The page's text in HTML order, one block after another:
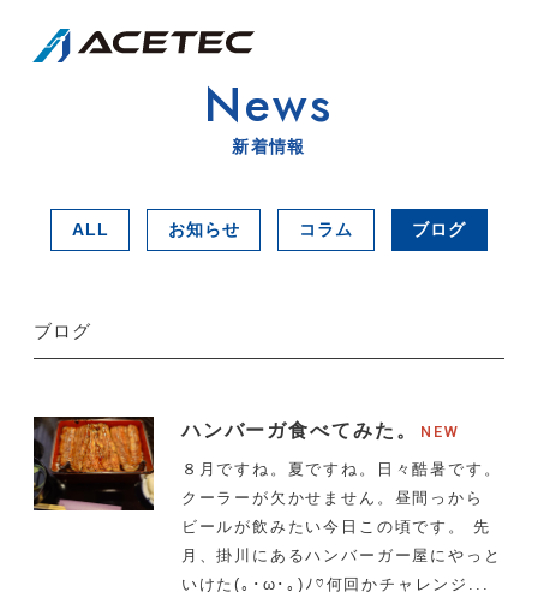
News
新着情報
ALL お知らせ コラム ブログ
ブログ
ハンバーガ食べてみた。
８月ですね。夏ですね。日々酷暑です。
クーラーが欠かせません。昼間っから
ビールが飲みたい今日この頃です。 先
月、掛川にあるハンバーガー屋にやっと
いけた(｡･ω･｡)ﾉ♡何回かチャレンジ...